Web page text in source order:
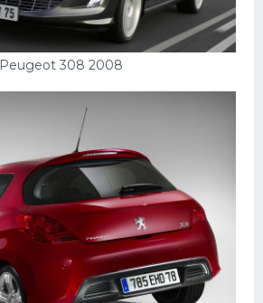
Peugeot 308 2008